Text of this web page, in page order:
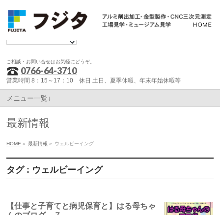
ご相談・お問い合せはお気軽にどうぞ。
0766-64-3710
営業時間 8：15～17：10 休日 土日、夏季休暇、年末年始休暇等
メニュー一覧↓
最新情報
HOME » 最新情報 » ウェルビーイング
タグ : ウェルビーイング
【仕事と子育てと病児保育と】はる母ちゃ